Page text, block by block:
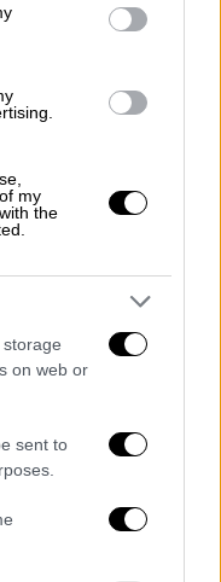
my
the
on web or
sent to
σωματίδια
Ηλείας
ετοιμότητα
Forecast
να
στη γέφυρα
στα